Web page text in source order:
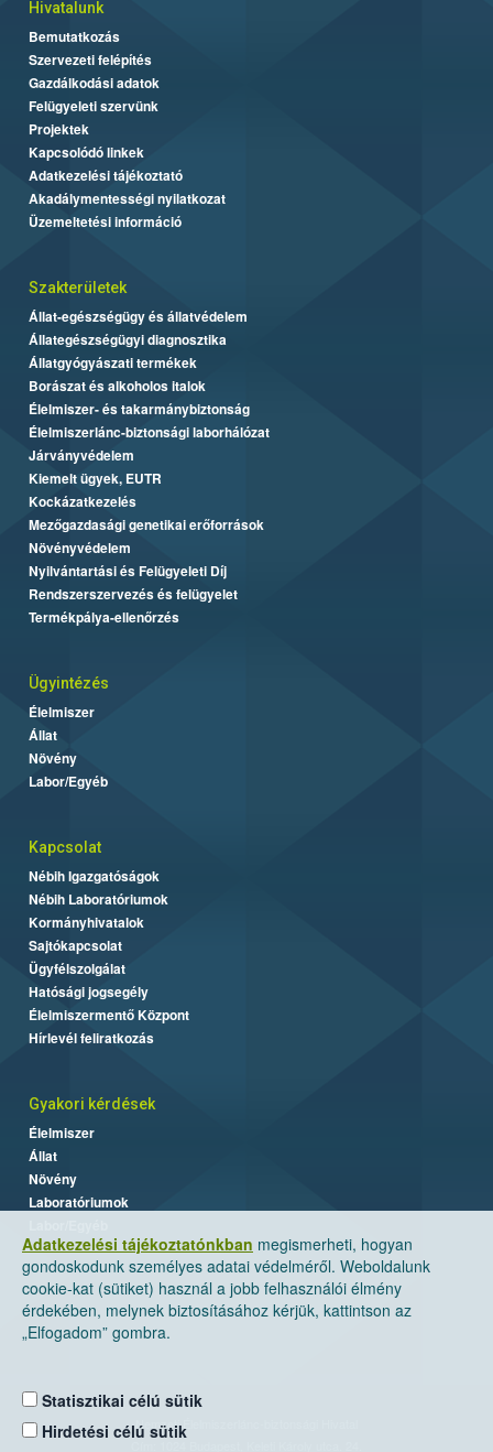
Adatkezelési tájékoztatónkban megismerheti, hogyan
gondoskodunk személyes adatai védelméről. Weboldalunk
cookie-kat (sütiket) használ a jobb felhasználói élmény
érdekében, melynek biztosításához kérjük, kattintson az
„Elfogadom” gombra.
Statisztikai célú sütik
Hirdetési célú sütik
Hivatalunk
Bemutatkozás
Szervezeti felépítés
Gazdálkodási adatok
Felügyeleti szervünk
Projektek
Kapcsolódó linkek
Adatkezelési tájékoztató
Akadálymentességi nyilatkozat
Üzemeltetési információ
Szakterületek
Állat-egészségügy és állatvédelem
Állategészségügyi diagnosztika
Állatgyógyászati termékek
Borászat és alkoholos italok
Élelmiszer- és takarmánybiztonság
Élelmiszerlánc-biztonsági laborhálózat
Járványvédelem
Kiemelt ügyek, EUTR
Kockázatkezelés
Mezőgazdasági genetikai erőforrások
Növényvédelem
Nyilvántartási és Felügyeleti Díj
Rendszerszervezés és felügyelet
Termékpálya-ellenőrzés
Ügyintézés
Élelmiszer
Állat
Növény
Labor/Egyéb
Kapcsolat
Nébih Igazgatóságok
Nébih Laboratóriumok
Kormányhivatalok
Sajtókapcsolat
Ügyfélszolgálat
Hatósági jogsegély
Élelmiszermentő Központ
Hírlevél feliratkozás
Gyakori kérdések
Élelmiszer
Állat
Növény
Laboratóriumok
Nemzeti Élelmiszerlánc-biztonsági Hivatal